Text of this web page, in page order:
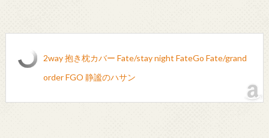
2way 抱き枕カバー Fate/stay night FateGo Fate/grand
order FGO 静謐のハサン